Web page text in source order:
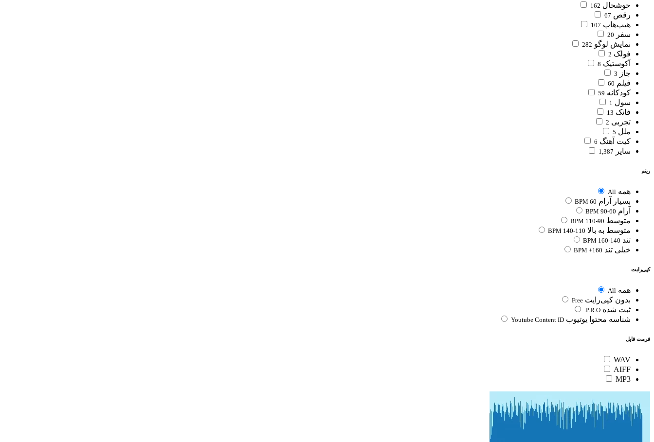
خوشحال 162
رقص 67
هیپ‌هاپ 107
سفر 20
نمایش لوگو 282
فولک 2
آکوستیک 8
جاز 3
فیلم 60
کودکانه 59
سول 1
فانک 13
تجربی 2
ملل 5
کیت آهنگ 6
سایر 1,387
ریتم
همه All
بسیار آرام 60 BPM
آرام 60-90 BPM
متوسط 90-110 BPM
متوسط به بالا 110-140 BPM
تند 140-160 BPM
خیلی تند 160+ BPM
کپی‌رایت
همه All
بدون کپی‌رایت Free
ثبت شده P.R.O.
شناسه محتوا یوتیوب Youtube Content ID
فرمت فایل
WAV
AIFF
MP3